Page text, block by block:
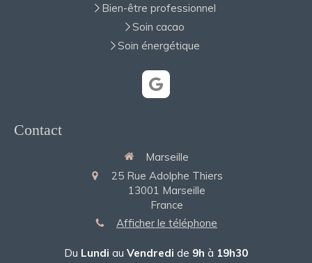
Bien-être professionnel
Soin cacao
Soin énergétique
Contact
Marseille
25 Rue Adolphe Thiers
13001 Marseille
France
Afficher le téléphone
Du Lundi au Vendredi de 9h à 19h30